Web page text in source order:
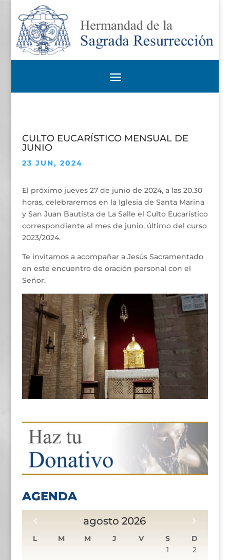
CULTO EUCARÍSTICO MENSUAL DE
JUNIO
23 JUN, 2024
El próximo jueves 27 de junio de 2024, a las 20.30
horas, celebraremos en la Iglesia de Santa Marina
y San Juan Bautista de La Salle el Culto Eucarístico
correspondiente al mes de junio, último del curso
2023/2024.
Te invitamos a acompañar a Jesús Sacramentado
en este encuentro de oración personal con el
Señor.
AGENDA
agosto 2026
L M M J V S
D
1
2